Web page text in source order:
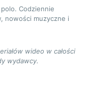
Codziennie
nowości muzyczne i
wideo w całości
wydawcy.